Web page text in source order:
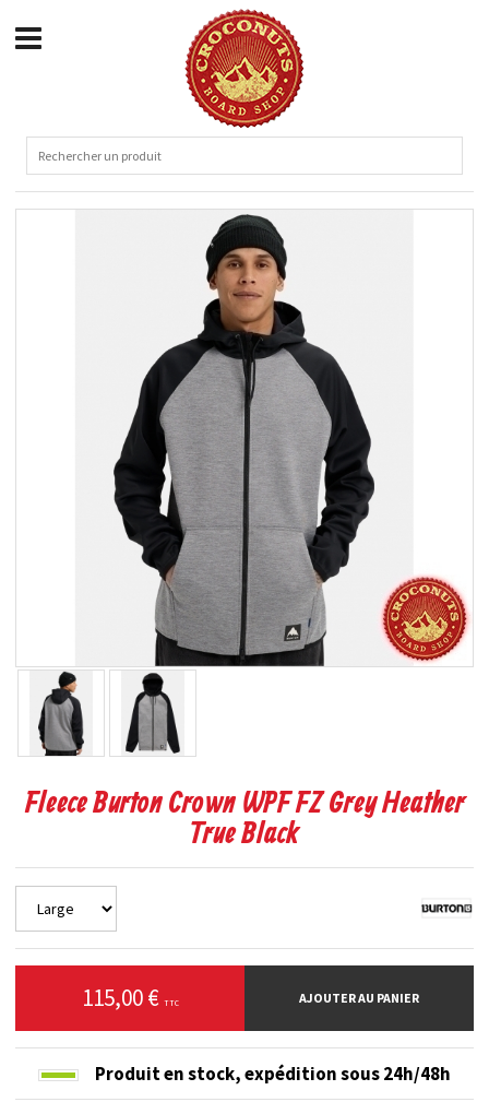
Fleece Burton Crown WPF FZ Grey Heather
True Black
115,00 € TTC AJOUTER AU PANIER
Produit en stock,expédition sous 24h/48h